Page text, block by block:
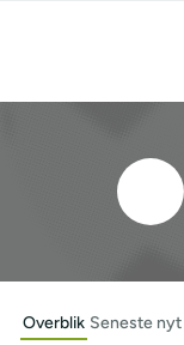
Overblik Seneste nyt